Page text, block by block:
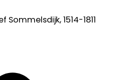
1514-1811